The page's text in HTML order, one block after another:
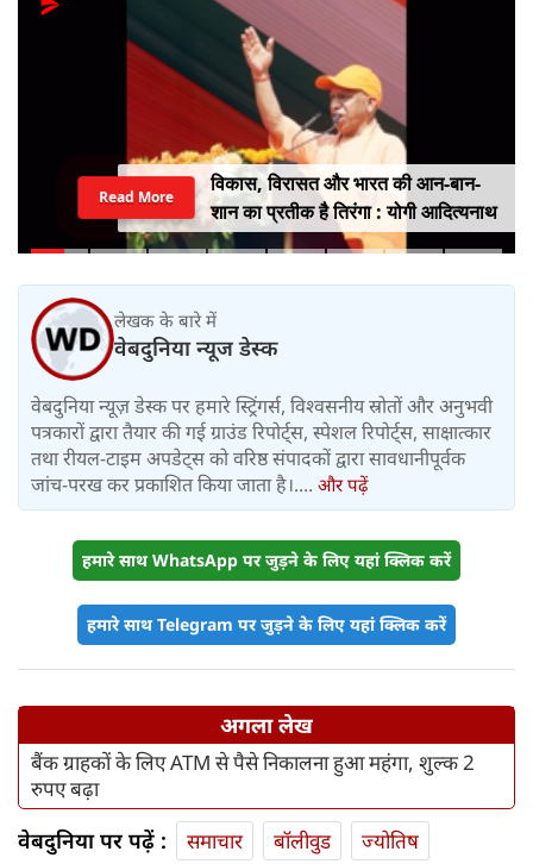
विकास, विरासत और भारत की आन-बान-
शान का प्रतीक है तिरंगा : योगी आदित्यनाथ
Read More
लेखक के बारे में
वेबदुनिया न्यूज डेस्क
वेबदुनिया न्यूज़ डेस्क पर हमारे स्ट्रिंगर्स, विश्वसनीय स्रोतों और अनुभवी
पत्रकारों द्वारा तैयार की गई ग्राउंड रिपोर्ट्स, स्पेशल रिपोर्ट्स, साक्षात्कार
तथा रीयल-टाइम अपडेट्स को वरिष्ठ संपादकों द्वारा सावधानीपूर्वक
जांच-परख कर प्रकाशित किया जाता है।.... और पढ़ें
हमारे साथ WhatsApp पर जुड़ने के लिए यहां क्लिक करें
हमारे साथ Telegram पर जुड़ने के लिए यहां क्लिक करें
अगला लेख
बैंक ग्राहकों के लिए ATM से पैसे निकालना हुआ महंगा, शुल्क 2
रुपए बढ़ा
वेबदुनिया पर पढ़ें : समाचार बॉलीवुड
ज्योतिष